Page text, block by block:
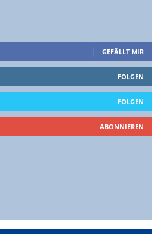
GEFÄLLT MIR
FOLGEN
FOLGEN
ABONNIEREN